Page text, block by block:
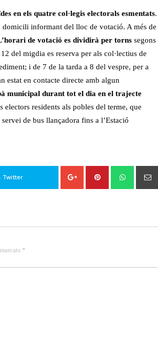
en els quatre col·legis electorals esmentats.
domicili informant del lloc de votació. A més de
de votació es dividirà per torns segons
del migdia es reserva per als col·lectius de
i de 7 de la tarda a 8 del vespre, per a
estat en contacte directe amb algun
municipal durant tot el dia en el trajecte
electors residents als pobles del terme, que
de bus llançadora fins a l’Estació
Twitter
*